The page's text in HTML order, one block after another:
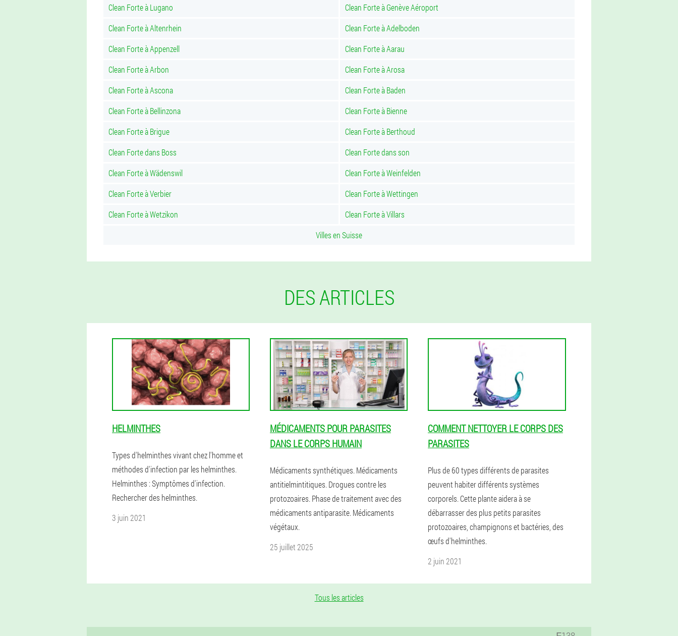
Clean Forte à Lugano
Clean Forte à Genève Aéroport
Clean Forte à Altenrhein
Clean Forte à Adelboden
Clean Forte à Appenzell
Clean Forte à Aarau
Clean Forte à Arbon
Clean Forte à Arosa
Clean Forte à Ascona
Clean Forte à Baden
Clean Forte à Bellinzona
Clean Forte à Bienne
Clean Forte à Brigue
Clean Forte à Berthoud
Clean Forte dans Boss
Clean Forte dans son
Clean Forte à Wädenswil
Clean Forte à Weinfelden
Clean Forte à Verbier
Clean Forte à Wettingen
Clean Forte à Wetzikon
Clean Forte à Villars
Villes en Suisse
DES ARTICLES
HELMINTHES
Types d'helminthes vivant chez l'homme et
méthodes d'infection par les helminthes.
Helminthes : Symptômes d'infection.
Rechercher des helminthes.
3 juin 2021
MÉDICAMENTS POUR PARASITES
DANS LE CORPS HUMAIN
Médicaments synthétiques. Médicaments
antitielmintitiques. Drogues contre les
protozoaires. Phase de traitement avec des
médicaments antiparasite. Médicaments
végétaux.
25 juillet 2025
COMMENT NETTOYER LE CORPS DES
PARASITES
Plus de 60 types différents de parasites
peuvent habiter différents systèmes
corporels. Cette plante aidera à se
débarrasser des plus petits parasites
protozoaires, champignons et bactéries, des
œufs d'helminthes.
2 juin 2021
Tous les articles